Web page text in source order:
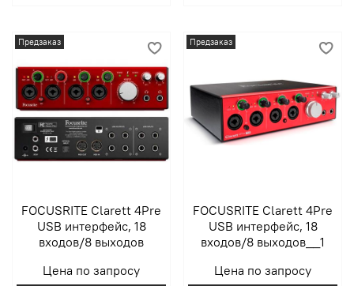
Предзаказ
FOCUSRITE Clarett 4Pre
USB интерфейс, 18
входов/8 выходов
Цена по запросу
Предзаказ
FOCUSRITE Clarett 4Pre
USB интерфейс, 18
входов/8 выходов__1
Цена по запросу